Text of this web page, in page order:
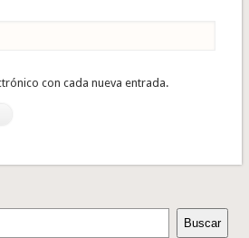
con cada nueva entrada.
Buscar